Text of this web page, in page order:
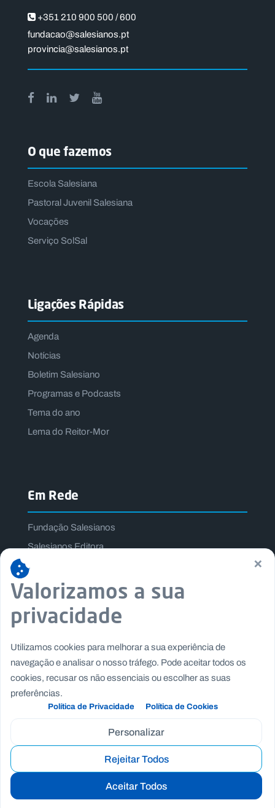
+351 210 900 500 / 600
fundacao@salesianos.pt
provincia@salesianos.pt
O que fazemos
Escola Salesiana
Pastoral Juvenil Salesiana
Vocações
Serviço SolSal
Ligações Rápidas
Agenda
Notícias
Boletim Salesiano
Programas e Podcasts
Tema do ano
Lema do Reitor-Mor
Em Rede
Fundação Salesianos
Salesianos Editora
Família Salesiana
Missão Dom Bosco
Copyright © Fundação Salesianos
Politica de Cookies |Termos e Condições
×
Valorizamos a sua
privacidade
Utilizamos cookies para melhorar a sua experiência de
navegação e analisar o nosso tráfego. Pode aceitar todos os
cookies, recusar os não essenciais ou escolher as suas
preferências.
Política de Privacidade Política de Cookies
Personalizar
Rejeitar Todos
Aceitar Todos